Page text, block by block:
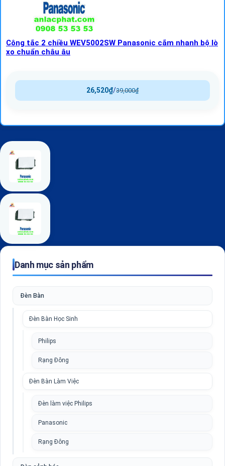
Công tắc 2 chiều WEV5002SW Panasonic cắm nhanh bộ lò
xo chuẩn châu âu
39,000₫
/
26,520₫
Danh mục sản phẩm
Đèn Bàn
Đèn Bàn Học Sinh
Philips
Rạng Đông
Đèn Bàn Làm Việc
Đèn làm việc Philips
Panasonic
Rạng Đông